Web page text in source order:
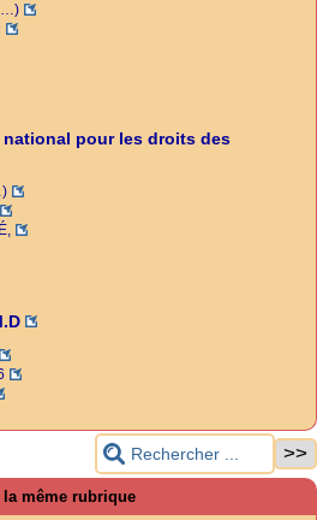
pour les droits des
la même rubrique